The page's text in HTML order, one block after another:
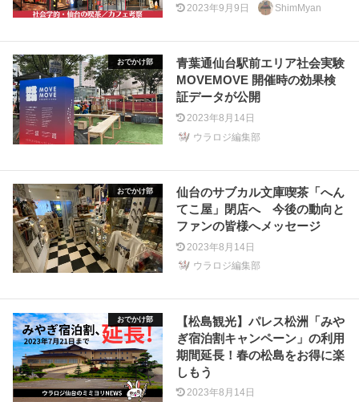
2023年9月9日 ShimMyan
おでかけ部
青葉通仙台駅前エリア社会実験
MOVEMOVE 開催時の効果検
証データが公開
2023年8月14日
ウラロジ編集部
おでかけ部
仙台のサブカル文庫喫茶「へん
てこ屋」閉店へ 今後の動向と
ファンの皆様へメッセージ
2023年8月14日
ウラロジ編集部
おでかけ部
【松島観光】パレス松洲「みや
ぎ宿泊割キャンペーン」の利用
期間延長！春の松島をお得に楽
しもう
2023年8月14日